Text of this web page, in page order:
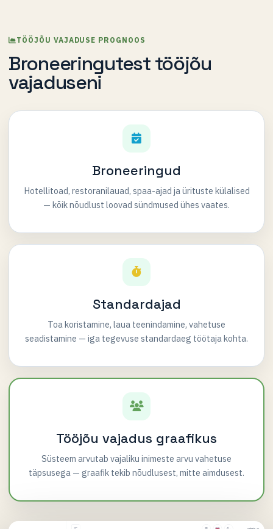
TÖÖJÕU VAJADUSE PROGNOOS
Broneeringutest tööjõu
vajaduseni
Broneeringud
Hotellitoad, restoranilauad, spaa-ajad ja ürituste külalised
— kõik nõudlust loovad sündmused ühes vaates.
Standardajad
Toa koristamine, laua teenindamine, vahetuse
seadistamine — iga tegevuse standardaeg töötaja kohta.
Tööjõu vajadus graafikus
Süsteem arvutab vajaliku inimeste arvu vahetuse
täpsusega — graafik tekib nõudlusest, mitte aimdusest.